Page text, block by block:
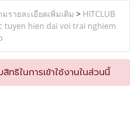
รายละเอียดเพิ่มเติม > HITCLUB
tuyen hien dai voi trai nghiem
ธิในการเข้าใช้งานในส่วนนี้